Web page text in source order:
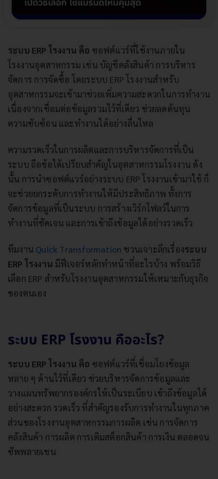
ระบบ ERP โรงงาน คือ ซอฟต์แวร์ที่ใช้งานภายใน
โรงงานอุตสาหกรรม เช่น บัญชีคลังสินค้า การบริหาร
จัดการ การจัดซื้อ โดยระบบ ERP โรงงานสำหรับ
อุตสาหกรรมจะเข้ามาช่วยเพิ่มความสะดวกในการทำงาน
เนื่องจากเชื่อมต่อข้อมูลรวมไว้ที่เดียว ช่วยลดต้นทุน
ความซับซ้อน และทำงานได้อย่างลื่นไหล
ความรวดเร็วในการผลิตและการบริหารจัดการที่เป็น
ระบบ ถือข้อได้เปรียบสำคัญในอุตสาหกรรมโรงงาน ดัง
นั้น การนำซอฟต์แวร์อย่างระบบ ERP โรงงานเข้ามาใช้ ก็
จะช่วยยกระดับการทำงานให้มีประสิทธิภาพ ทั้งการ
จัดการข้อมูลที่เป็นระบบ การสร้างเวิร์กโฟลว์ในการ
ทำงานที่ชัดเจน และการเข้าถึงข้อมูลได้อย่างรวดเร็ว
ทีมงาน Quick Transformation ชวนเจาะลึกเรื่องระบบ
ERP โรงงาน มีฟีเจอร์หลักทำหน้าที่อะไรบ้าง พร้อมวิธี
เลือก ERP สำหรับโรงงานอุตสาหกรรมให้เหมาะกับธุรกิจ
ของตนเอง
ระบบ ERP โรงงาน คืออะไร?
ระบบ ERP โรงงาน คือ ซอฟต์แวร์ที่เชื่อมโยงข้อมูล
หลาย ๆ ด้านไว้ที่เดียว ช่วยบริหารจัดการข้อมูลและ
วางแผนทรัพยากรองค์กรให้เป็นระเบียบ เข้าถึงข้อมูลได้
อย่างสะดวก รวดเร็ว ที่สำคัญรองรับการทำงานในทุกภาค
ส่วนของโรงงานอุตสาหกรรมการผลิต เช่น การจัดการ
คลังสินค้า การผลิต การเติมสต็อกสินค้า การเงิน ตลอดจน
ซัพพลายเชน